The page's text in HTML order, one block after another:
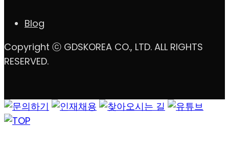
Blog
Copyright ⓒ GDSKOREA CO., LTD. ALL RIGHTS
RESERVED.